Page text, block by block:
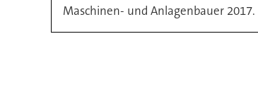
Maschinen- und Anlagenbauer 2017.